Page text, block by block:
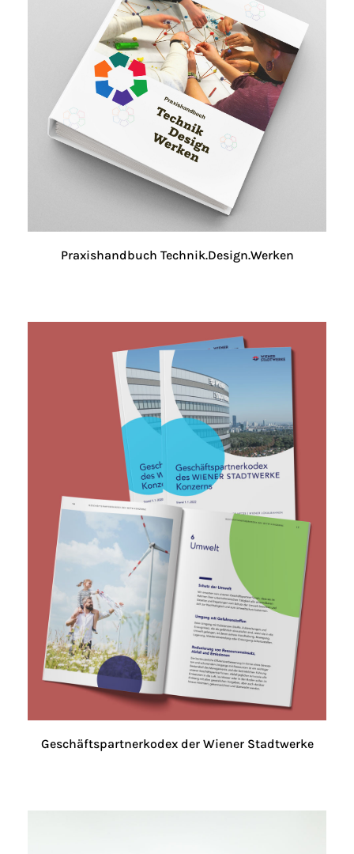
Praxishandbuch Technik.Design.Werken
Geschäftspartnerkodex der Wiener Stadtwerke